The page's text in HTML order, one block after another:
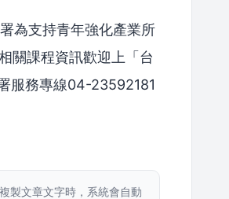
為支持青年強化產業所
關課程資訊歡迎上「台
服務專線04-23592181
複製文章文字時，系統會自動